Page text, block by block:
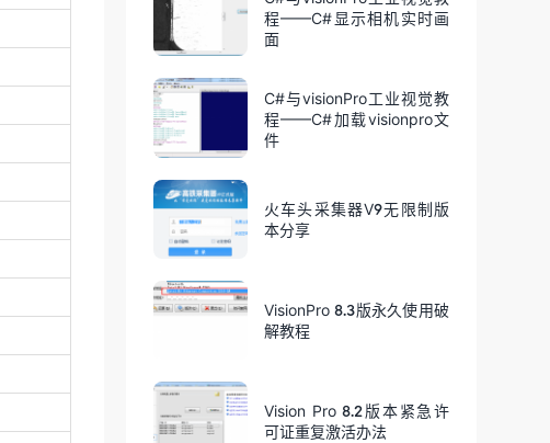
程——C#显示相机实时画
面
C#与visionPro工业视觉教
程——C#加载visionpro文
件
火车头采集器V9无限制版
本分享
VisionPro 8.3版永久使用破
解教程
Vision Pro 8.2版本紧急许
可证重复激活办法